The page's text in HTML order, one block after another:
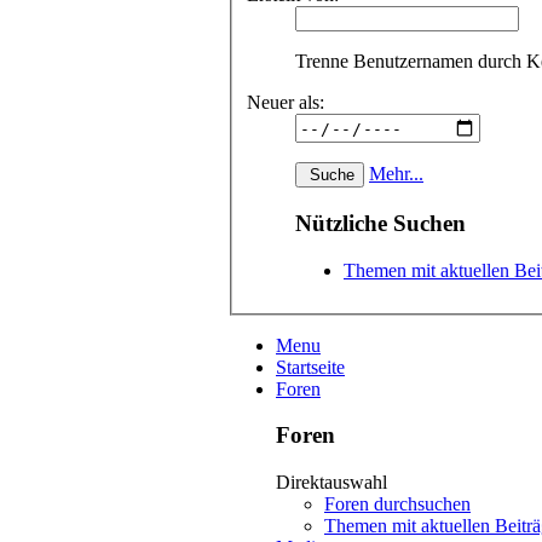
Trenne Benutzernamen durch
Neuer als:
Mehr...
Nützliche Suchen
Themen mit aktuellen
Menu
Startseite
Foren
Foren
Direktauswahl
Foren durchsuchen
Themen mit aktuellen